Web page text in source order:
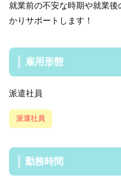
就業前の不安な時期や就業
かりサポートします！
雇用形態
派遣社員
派遣社員
勤務時間